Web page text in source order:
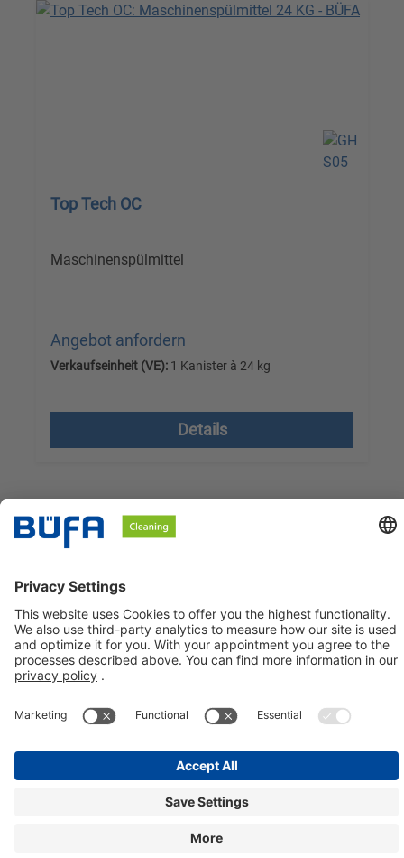
Top Tech OC
Maschinenspülmittel
Angebot anfordern
Verkaufseinheit (VE): 1 Kanister à 24 kg
Details
BÜFA Cleaning GmbH & Co. KG
Informationen